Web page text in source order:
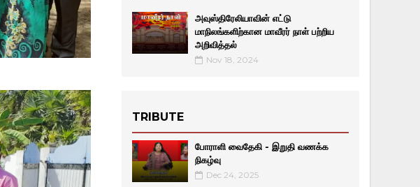
அவுஸ்திரேலியாவின் எட்டு
மாநிலங்களிற்கான மாவீரர் நாள் பற்றிய
அறிவித்தல்
Nov 18, 2024
TRIBUTE
போராளி வைதேகி - இறுதி வணக்க
நிகழ்வு
Dec 24, 2025